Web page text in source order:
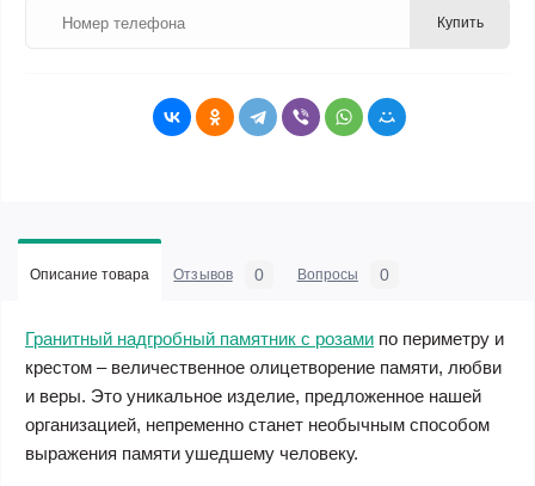
Купить
Описание товара Отзывов 0 Вопросы 0
Гранитный надгробный памятник с розами по периметру и
крестом – величественное олицетворение памяти, любви
и веры. Это уникальное изделие, предложенное нашей
организацией, непременно станет необычным способом
выражения памяти ушедшему человеку.